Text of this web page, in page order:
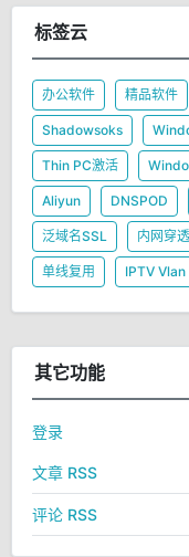
标签云
办公软件 精品软件
Shadowsoks
Thin PC激活
Aliyun DNSPOD
泛域名SSL 内网穿透
单线复用 IPTV Vlan
其它功能
登录
文章 RSS
评论 RSS